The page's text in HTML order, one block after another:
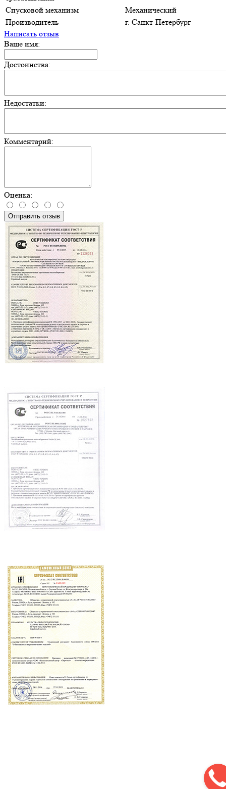
Спусковой механизм
Механический
Производитель
г. Санкт-Петербург
Написать отзыв
Ваше имя:
Достоинства:
Недостатки:
Комментарий:
Оценка:
Отправить отзыв